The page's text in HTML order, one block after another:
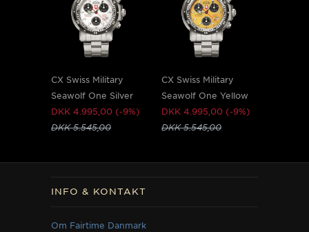
CX Swiss Military
Seawolf One Silver
DKK 4.995,00 (-9%)
DKK 5.545,00
CX Swiss Military
Seawolf One Yellow
DKK 4.995,00 (-9%)
DKK 5.545,00
INFO & KONTAKT
Om Fairtime Danmark